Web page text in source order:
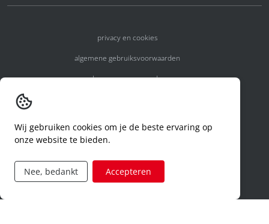
privacy en cookies
algemene gebruiksvoorwaarden
algemene voorwaarden
code of conduct
aanvraag rechten ivm privacy
Wij gebruiken cookies om je de beste ervaring op
onze website te bieden.
Nee, bedankt Accepteren